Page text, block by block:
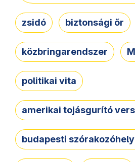
zsidó biztonsági őr
közbringarendszer
politikai vita
amerikai tojásgurító
budapesti